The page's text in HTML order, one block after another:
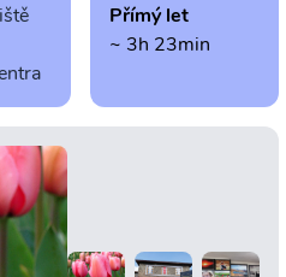
Přímý let
~ 3h 23min